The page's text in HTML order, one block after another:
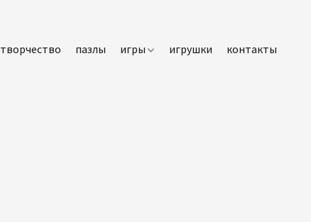
творчество пазлы игры игрушки контакты